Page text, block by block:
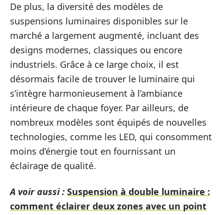
De plus, la diversité des modèles de
suspensions luminaires disponibles sur le
marché a largement augmenté, incluant des
designs modernes, classiques ou encore
industriels. Grâce à ce large choix, il est
désormais facile de trouver le luminaire qui
s’intègre harmonieusement à l’ambiance
intérieure de chaque foyer. Par ailleurs, de
nombreux modèles sont équipés de nouvelles
technologies, comme les LED, qui consomment
moins d’énergie tout en fournissant un
éclairage de qualité.
A voir aussi : Suspension à double luminaire :
comment éclairer deux zones avec un point